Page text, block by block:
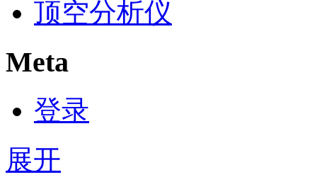
顶空分析仪
Meta
登录
展开